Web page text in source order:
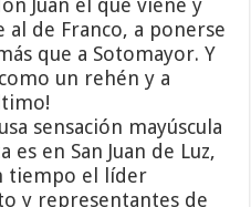
Juan el que viene y
al de Franco, a ponerse
que a Sotomayor. Y
un rehén y a
sensación mayúscula
en San Juan de Luz,
tiempo el líder
y representantes de